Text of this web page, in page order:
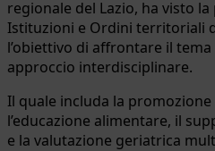
regionale del Lazio, ha visto
Istituzioni e Ordini territoriali
l’obiettivo di affrontare il
approccio interdisciplinare.
Il quale includa la promozione
l’educazione alimentare, il
e la valutazione geriatrica